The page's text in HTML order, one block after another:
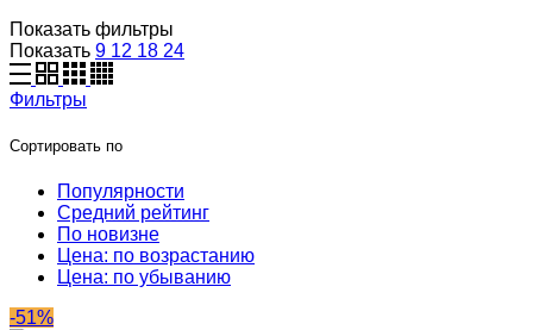
Показать фильтры
Показать 9 12 18 24
Фильтры
Сортировать по
Популярности
Средний рейтинг
По новизне
Цена: по возрастанию
Цена: по убыванию
-51%